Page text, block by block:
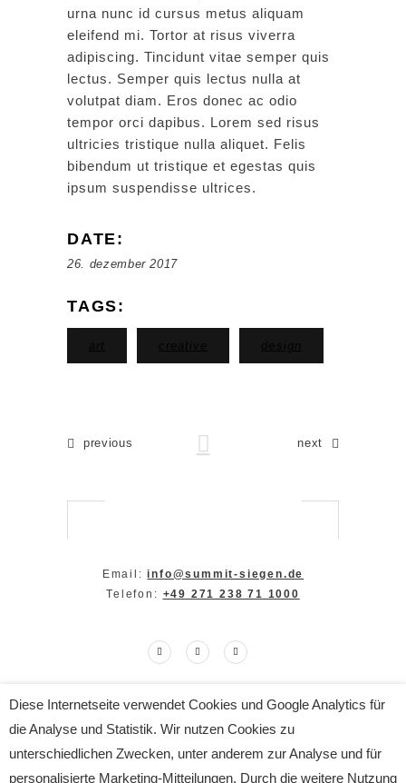
urna nunc id cursus metus aliquam
eleifend mi. Tortor at risus viverra
adipiscing. Tincidunt vitae semper quis
lectus. Semper quis lectus nulla at
volutpat diam. Eros donec ac odio
tempor orci dapibus. Lorem sed risus
ultricies tristique nulla aliquet. Felis
bibendum ut tristique et egestas quis
ipsum suspendisse ultrices.
DATE:
26. dezember 2017
TAGS:
previous next
Email:info@summit-siegen.de
Telefon: +49 271 238 71 1000
Copyright The SUMMIT 2024
All Rights Reserved
Impressum|Datenschutz
Diese Internetseite verwendet Cookies und Google Analytics für
die Analyse und Statistik. Wir nutzen Cookies zu
unterschiedlichen Zwecken, unter anderem zur Analyse und für
personalisierte Marketing-Mitteilungen. Durch die weitere Nutzung